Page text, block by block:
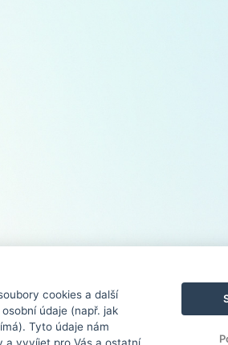
cookies a další
údaje (např. jak
Tyto údaje nám